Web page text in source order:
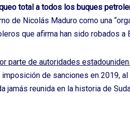
total a todos los buques
de Nicolás Maduro como una
que afirma han sido robados a
parte de autoridades
de sanciones en 2019,
jamás reunida en la historia de